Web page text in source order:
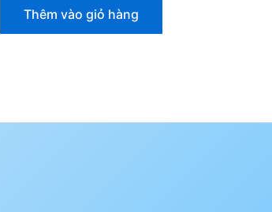
Thêm vào giỏ hàng